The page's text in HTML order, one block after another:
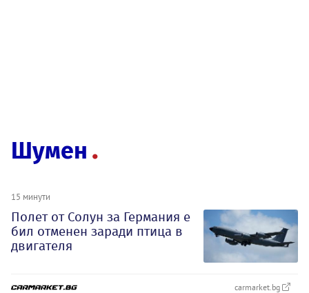
Шумен
15 минути
Полет от Солун за Германия е
бил отменен заради птица в
двигателя
carmarket.bg